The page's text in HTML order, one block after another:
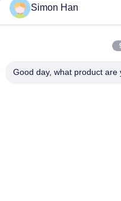
VOLLVO GIETIJZEREN
ORIGINELE VERVANGING
VOLLVO GEGEERPOMP
Simon Han
Good day, what product are